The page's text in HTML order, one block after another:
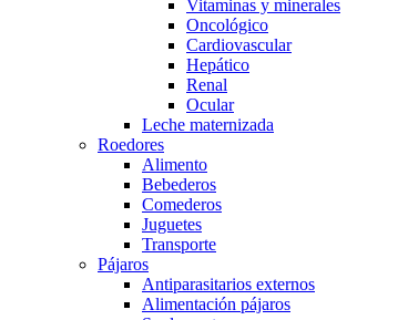
Vitaminas y minerales
Oncológico
Cardiovascular
Hepático
Renal
Ocular
Leche maternizada
Roedores
Alimento
Bebederos
Comederos
Juguetes
Transporte
Pájaros
Antiparasitarios externos
Alimentación pájaros